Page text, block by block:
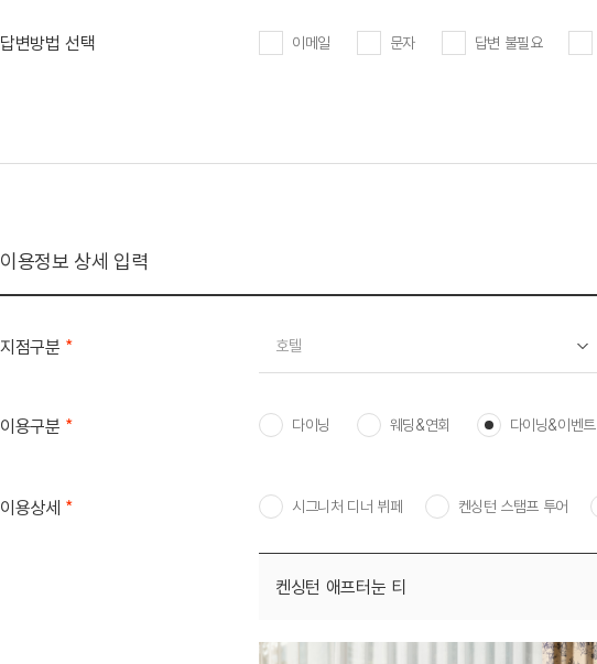
답변방법 선택 이메일 문자 답변 불필요
이용정보 상세 입력
지점구분 * 호텔
이용구분 * 다이닝 웨딩&연회 다이닝&이벤트
이용상세 * 시그니처 디너 뷔페 켄싱턴 스탬프 투어
켄싱턴 애프터눈 티